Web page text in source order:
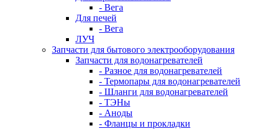
- Вега
Для печей
- Вега
ЛУЧ
Запчасти для бытового электрооборудования
Запчасти для водонагревателей
- Разное для водонагревателей
- Термопары для водонагревателей
- Шланги для водонагревателей
- ТЭНы
- Аноды
- Фланцы и прокладки